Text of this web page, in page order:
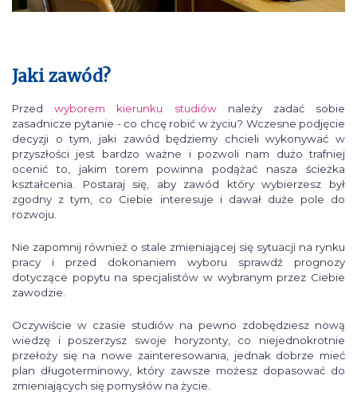
Jaki zawód?
Przedwyborem kierunku studiównależy zadać sobie
zasadnicze pytanie - co chcę robić w życiu? Wczesne podjęcie
decyzji o tym, jaki zawód będziemy chcieli wykonywać w
przyszłości jest bardzo ważne i pozwoli nam dużo trafniej
ocenić to, jakim torem powinna podążać nasza ścieżka
kształcenia. Postaraj się, aby zawód który wybierzesz był
zgodny z tym, co Ciebie interesuje i dawał duże pole do
rozwoju.
Nie zapomnij również o stale zmieniającej się sytuacji na rynku
pracy i przed dokonaniem wyboru sprawdź prognozy
dotyczące popytu na specjalistów w wybranym przez Ciebie
zawodzie.
Oczywiście w czasie studiów na pewno zdobędziesz nową
wiedzę i poszerzysz swoje horyzonty, co niejednokrotnie
przełoży się na nowe zainteresowania, jednak dobrze mieć
plan długoterminowy, który zawsze możesz dopasować do
zmieniających się pomysłów na życie.